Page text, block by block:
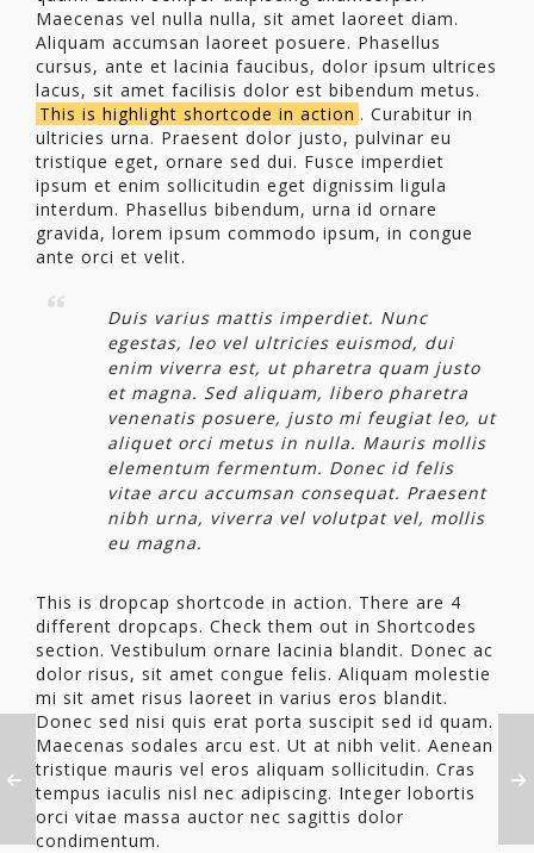
Maecenas vel nulla nulla, sit amet laoreet diam.
Aliquam accumsan laoreet posuere. Phasellus
cursus, ante et lacinia faucibus, dolor ipsum ultrices
lacus, sit amet facilisis dolor est bibendum metus.
This is highlight shortcode in action . Curabitur in
ultricies urna. Praesent dolor justo, pulvinar eu
tristique eget, ornare sed dui. Fusce imperdiet
ipsum et enim sollicitudin eget dignissim ligula
interdum. Phasellus bibendum, urna id ornare
gravida, lorem ipsum commodo ipsum, in congue
ante orci et velit.
Duis varius mattis imperdiet. Nunc
egestas, leo vel ultricies euismod, dui
enim viverra est, ut pharetra quam justo
et magna. Sed aliquam, libero pharetra
venenatis posuere, justo mi feugiat leo, ut
aliquet orci metus in nulla. Mauris mollis
elementum fermentum. Donec id felis
vitae arcu accumsan consequat. Praesent
nibh urna, viverra vel volutpat vel, mollis
eu magna.
This is dropcap shortcode in action. There are 4
different dropcaps. Check them out in Shortcodes
section. Vestibulum ornare lacinia blandit. Donec ac
dolor risus, sit amet congue felis. Aliquam molestie
mi sit amet risus laoreet in varius eros blandit.
Donec sed nisi quis erat porta suscipit sed id quam.
Maecenas sodales arcu est. Ut at nibh velit. Aenean
tristique mauris vel eros aliquam sollicitudin. Cras
tempus iaculis nisl nec adipiscing. Integer lobortis
orci vitae massa auctor nec sagittis dolor
condimentum.